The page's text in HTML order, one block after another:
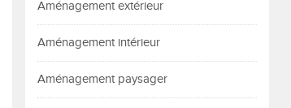
Aménagement extérieur
Aménagement intérieur
Aménagement paysager